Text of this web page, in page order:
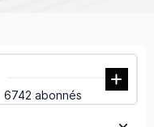
6742 abonnés